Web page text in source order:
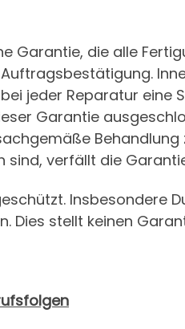
Garantie, die alle
jeder Reparatur eine
Garantie
sind, verfällt die
Insbesondere
Dies stellt keinen